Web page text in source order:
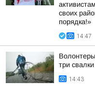
своих
порядка!»
14:47
три
14:43